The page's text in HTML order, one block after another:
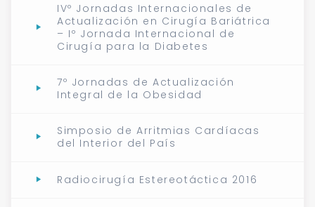
IVº Jornadas Internacionales de
Actualización en Cirugía Bariátrica
– Iº Jornada Internacional de
Cirugía para la Diabetes
7º Jornadas de Actualización
Integral de la Obesidad
Simposio de Arritmias Cardíacas
del Interior del País
Radiocirugía Estereotáctica 2016